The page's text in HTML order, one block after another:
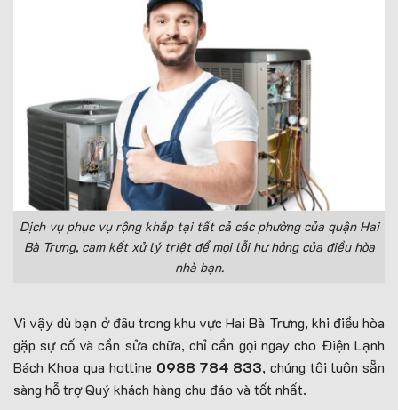
Dịch vụ phục vụ rộng khắp tại tất cả các phường của quận Hai
Bà Trưng, cam kết xử lý triệt để mọi lỗi hư hỏng của điều hòa
nhà bạn.
Vì vậy dù bạn ở đâu trong khu vực Hai Bà Trưng, khi điều hòa
gặp sự cố và cần sửa chữa, chỉ cần gọi ngay cho Điện Lạnh
Bách Khoa qua hotline 0988 784 833, chúng tôi luôn sẵn
sàng hỗ trợ Quý khách hàng chu đáo và tốt nhất.